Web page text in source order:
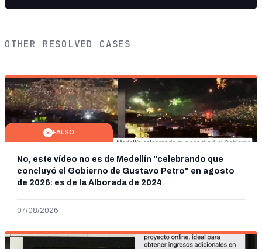
OTHER RESOLVED CASES
FALSO
No, este vídeo no es de Medellín "celebrando que
concluyó el Gobierno de Gustavo Petro" en agosto
de 2026: es de la Alborada de 2024
07/08/2026